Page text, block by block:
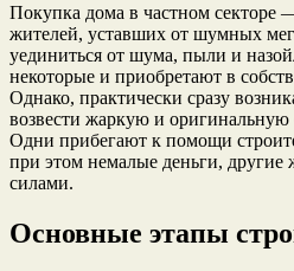
Покупка дома в частном секторе
жителей, уставших от шумных
уединиться от шума, пыли и
некоторые и приобретают в
Однако, практически сразу
возвести жаркую и оригинальную
Одни прибегают к помощи
при этом немалые деньги, другие
силами.
Основные этапы